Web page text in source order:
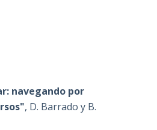
navegando por
, D. Barrado y B.